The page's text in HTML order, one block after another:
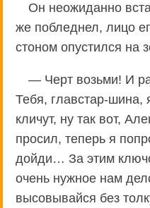
Он неожиданно
же побледнел, лицо
стоном опустился на
— Черт возьми! И
Тебя, главстар-
кличут, ну так вот,
просил, теперь я
дойди… За этим
очень нужное нам
высовывайся без